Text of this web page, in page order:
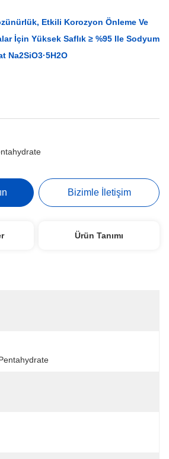
Etkili Korozyon Önleme Ve
İçin Yüksek Saflık ≥ %95 Ile Sodyum
Na2SiO3·5H2O
Bizimle İletişim
Ürün Tanımı